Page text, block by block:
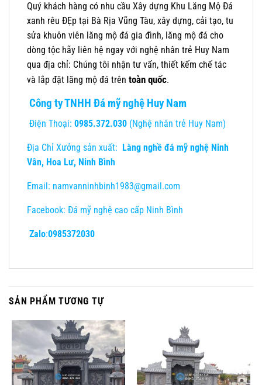
Quý khách hàng có nhu cầu Xây dựng Khu Lăng Mộ Đá
xanh rêu ĐẸp tại Bà Rịa Vũng Tàu, xây dựng, cải tạo, tu
sửa khuôn viên lăng mộ đá gia đình, lăng mộ đá cho
dòng tộc hãy liên hệ ngay với nghệ nhân trẻ Huy Nam
qua địa chỉ: Chúng tôi nhận tư vấn, thiết kếm chế tác
và lắp đặt lăng mộ đá trên toàn quốc.
Công ty TNHH Đá mỹ nghệ Huy Nam
Điện Thoại: 0985.372.030 (Nghệ nhân trẻ Huy Nam)
Địa Chỉ Xưởng sản xuất: Làng nghề đá mỹ nghệ Ninh
Vân, Hoa Lư, Ninh Bình
Email: namvanninhbinh1983@gmail.com
Facebook: Đá mỹ nghệ cao cấp Ninh Bình
Zalo:0985372030
SẢN PHẨM TƯƠNG TỰ